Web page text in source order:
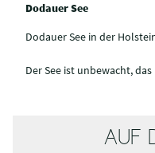
Dodauer See
Dodauer See in der
Der See ist unbewacht,
AUF